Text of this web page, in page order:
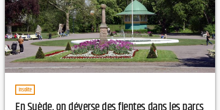
Insolite